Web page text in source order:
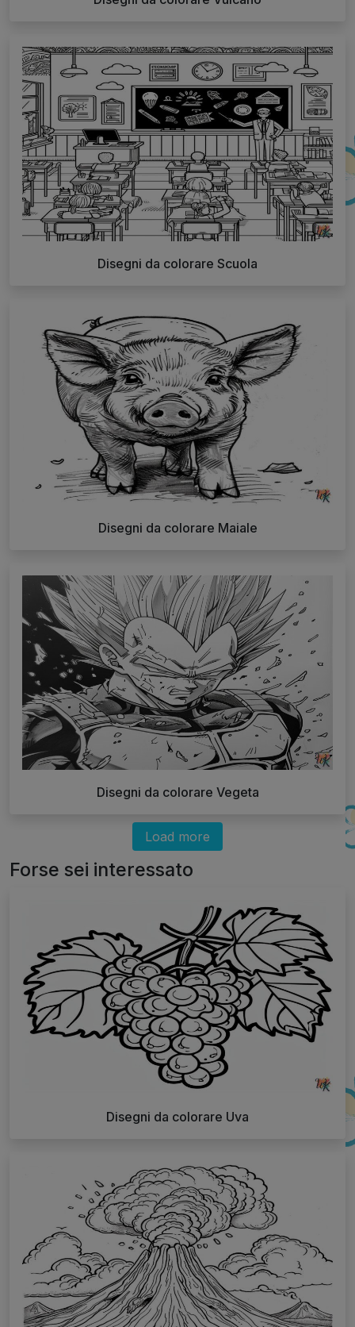
Disegni da colorare Scuola
Disegni da colorare Maiale
Disegni da colorare Vegeta
Load more
Forse sei interessato
Disegni da colorare Uva